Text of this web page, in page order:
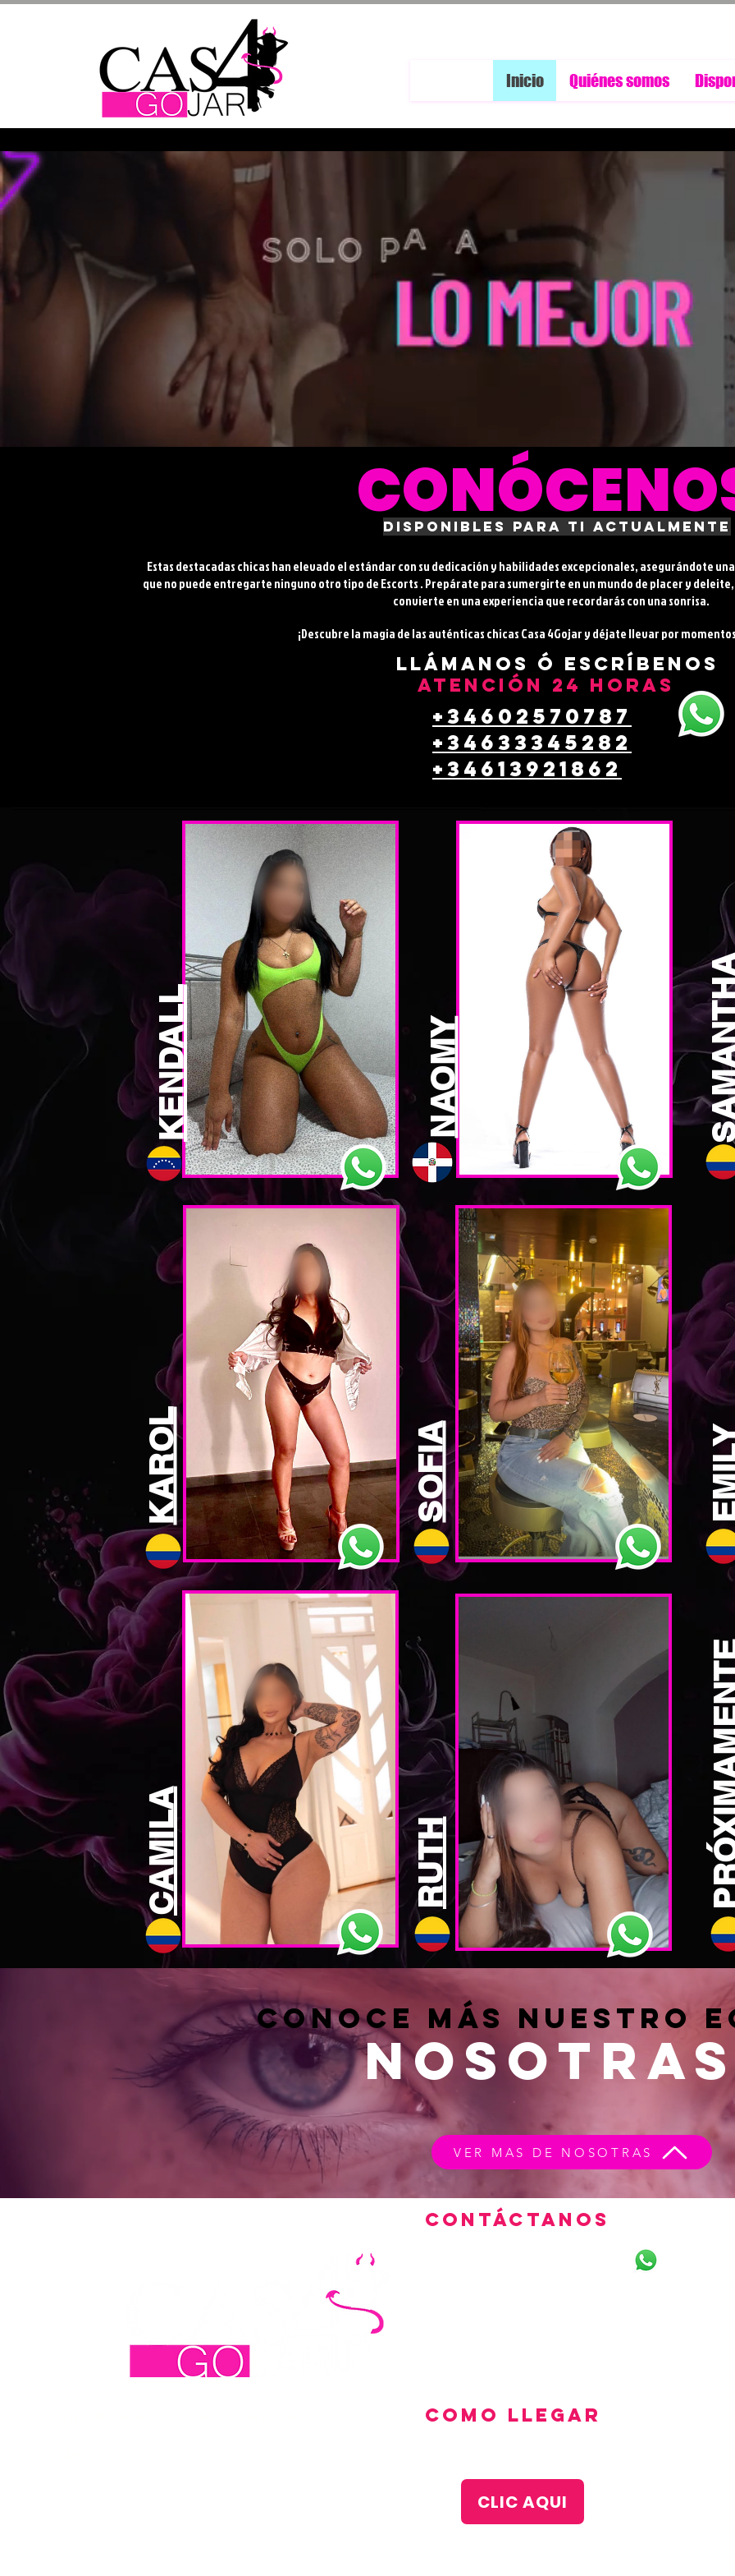
Inicio Quiénes somos
disponibles para ti actualmente
Estas destacadas chicas han elevado el estándar con su dedicación y habilidades excepcionales, asegurándote
que no puede entregarte ninguno otro tipo de Escorts . Prepárate para sumergirte en un mundo de placer y
convierte en una experiencia que recordarás con una sonrisa.
¡Descubre la magia de las auténticas chicas Casa 4Gojar y déjate llevar por
llámanos ó escríbenos
atención 24 horas
+34602570787
+34633345282
+34613921862
Más
NAOMY
KENDALL
KAROL SOFIA
CAMILA RUTH
conoce más nuestro
VER MAS DE NOSOTRAS
Contáctanos
como llegar
CLIC AQUI